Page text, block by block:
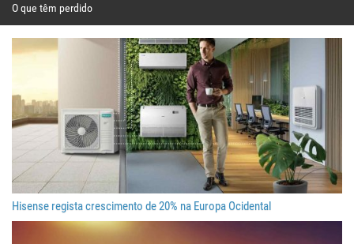
O que têm perdido
Hisense regista crescimento de 20% na Europa Ocidental